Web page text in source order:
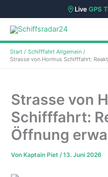
LiveGPS
Zum
Inhalt
springen
Start
Schifffahrt Allgemein
Strasse von Hormus Schifffahrt:
Strasse von
Schifffahrt:
Öffnung
Von Kaptain Piet/13. Juni 2026